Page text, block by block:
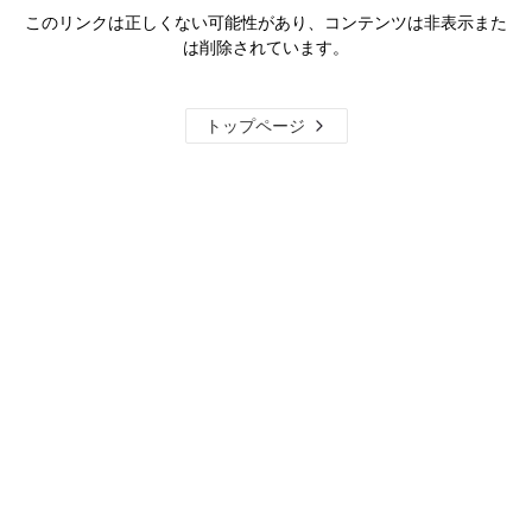
このリンクは正しくない可能性があり、コンテンツは非表示また
は削除されています。
トップページ